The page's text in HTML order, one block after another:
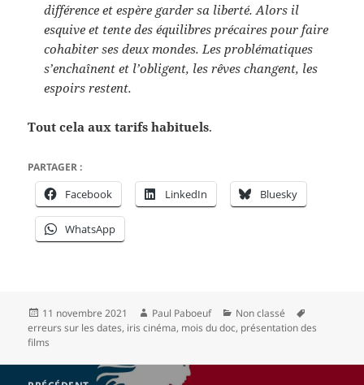
différence et espère garder sa liberté. Alors il
esquive et tente des équilibres précaires pour faire
cohabiter ses deux mondes. Les problématiques
s’enchaînent et l’obligent, les rêves changent, les
espoirs restent.
Tout cela aux tarifs habituels.
PARTAGER :
Facebook LinkedIn Bluesky
WhatsApp
Publié
le
11 novembre 2021 Auteur
Paul Paboeuf Catégories
Non classé
clés
erreurs sur les dates, iris cinéma, mois du doc, présentation des
films